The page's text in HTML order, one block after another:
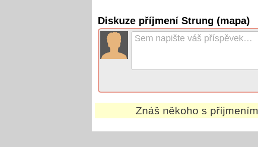
Diskuze příjmení Strung (mapa)
Znáš někoho s příjmením